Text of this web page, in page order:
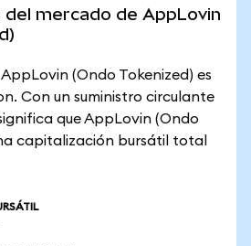
del mercado de AppLovin
(Ondo Tokenized) es
Con un suministro circulante
que AppLovin (Ondo
capitalización bursátil total